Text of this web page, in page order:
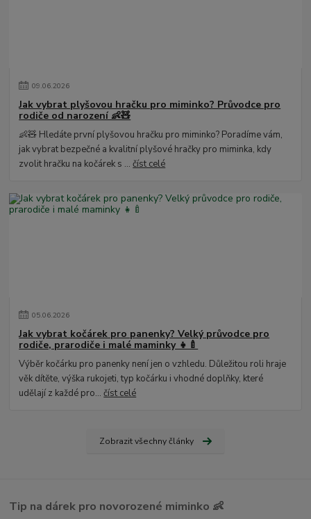
09.06.2026
Jak vybrat plyšovou hračku pro miminko? Průvodce pro
rodiče od narození 👶🧸
👶🧸 Hledáte první plyšovou hračku pro miminko? Poradíme vám,
jak vybrat bezpečné a kvalitní plyšové hračky pro miminka, kdy
zvolit hračku na kočárek s ...číst celé
05.06.2026
Jak vybrat kočárek pro panenky? Velký průvodce pro
rodiče, prarodiče i malé maminky 👧🍼
Výběr kočárku pro panenky není jen o vzhledu. Důležitou roli hraje
věk dítěte, výška rukojeti, typ kočárku i vhodné doplňky, které
udělají z každé pro...číst celé
Zobrazit všechny články
Tip na dárek pro novorozené miminko 👶